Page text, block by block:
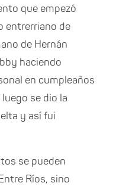
que empezó
entrerriano de
de Hernán
haciendo
en cumpleaños
se dio la
y así fui
se pueden
Ríos, sino